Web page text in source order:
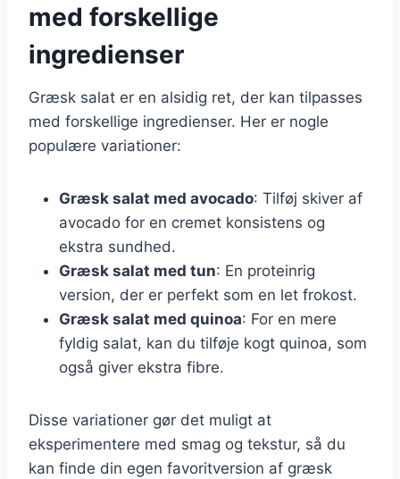
med forskellige
ingredienser
Græsk salat er en alsidig ret, der kan tilpasses
med forskellige ingredienser. Her er nogle
populære variationer:
Græsk salat med avocado: Tilføj skiver af
avocado for en cremet konsistens og
ekstra sundhed.
Græsk salat med tun: En proteinrig
version, der er perfekt som en let frokost.
Græsk salat med quinoa: For en mere
fyldig salat, kan du tilføje kogt quinoa, som
også giver ekstra fibre.
Disse variationer gør det muligt at
eksperimentere med smag og tekstur, så du
kan finde din egen favoritversion af græsk